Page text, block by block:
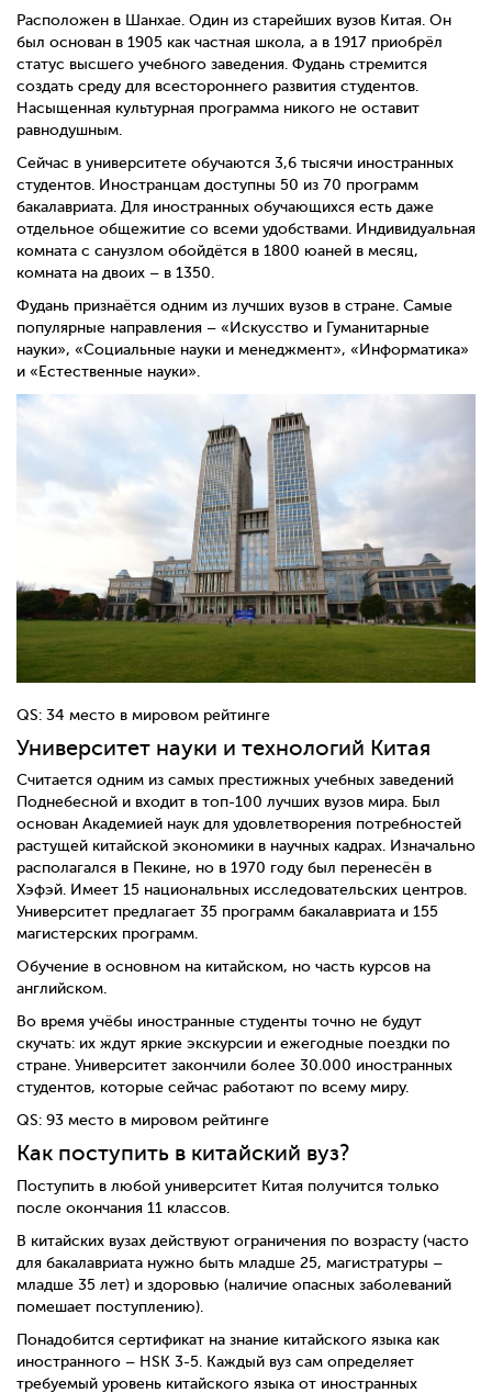
Расположен в Шанхае. Один из старейших вузов Китая. Он
был основан в 1905 как частная школа, а в 1917 приобрёл
статус высшего учебного заведения. Фудань стремится
создать среду для всестороннего развития студентов.
Насыщенная культурная программа никого не оставит
равнодушным.
Сейчас в университете обучаются 3,6 тысячи иностранных
студентов. Иностранцам доступны 50 из 70 программ
бакалавриата. Для иностранных обучающихся есть даже
отдельное общежитие со всеми удобствами. Индивидуальная
комната с санузлом обойдётся в 1800 юаней в месяц,
комната на двоих – в 1350.
Фудань признаётся одним из лучших вузов в стране. Самые
популярные направления – «Искусство и Гуманитарные
науки», «Социальные науки и менеджмент», «Информатика»
и «Естественные науки».
QS: 34 место в мировом рейтинге
Университет науки и технологий Китая
Считается одним из самых престижных учебных заведений
Поднебесной и входит в топ-100 лучших вузов мира. Был
основан Академией наук для удовлетворения потребностей
растущей китайской экономики в научных кадрах. Изначально
располагался в Пекине, но в 1970 году был перенесён в
Хэфэй. Имеет 15 национальных исследовательских центров.
Университет предлагает 35 программ бакалавриата и 155
магистерских программ.
Обучение в основном на китайском, но часть курсов на
английском.
Во время учёбы иностранные студенты точно не будут
скучать: их ждут яркие экскурсии и ежегодные поездки по
стране. Университет закончили более 30.000 иностранных
студентов, которые сейчас работают по всему миру.
QS: 93 место в мировом рейтинге
Как поступить в китайский вуз?
Поступить в любой университет Китая получится только
после окончания 11 классов.
В китайских вузах действуют ограничения по возрасту (часто
для бакалавриата нужно быть младше 25, магистратуры –
младше 35 лет) и здоровью (наличие опасных заболеваний
помешает поступлению).
Понадобится сертификат на знание китайского языка как
иностранного – HSK 3-5. Каждый вуз сам определяет
требуемый уровень китайского языка от иностранных